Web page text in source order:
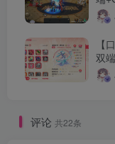
教程
【
双
程。
评论 共22条